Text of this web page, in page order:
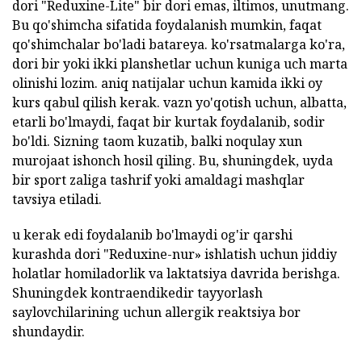
dori "Reduxine-Lite" bir dori emas, iltimos, unutmang.
Bu qo'shimcha sifatida foydalanish mumkin, faqat
qo'shimchalar bo'ladi batareya. ko'rsatmalarga ko'ra,
dori bir yoki ikki planshetlar uchun kuniga uch marta
olinishi lozim. aniq natijalar uchun kamida ikki oy
kurs qabul qilish kerak. vazn yo'qotish uchun, albatta,
etarli bo'lmaydi, faqat bir kurtak foydalanib, sodir
bo'ldi. Sizning taom kuzatib, balki noqulay xun
murojaat ishonch hosil qiling. Bu, shuningdek, uyda
bir sport zaliga tashrif yoki amaldagi mashqlar
tavsiya etiladi.
u kerak edi foydalanib bo'lmaydi og'ir qarshi
kurashda dori "Reduxine-nur» ishlatish uchun jiddiy
holatlar homiladorlik va laktatsiya davrida berishga.
Shuningdek kontraendikedir tayyorlash
saylovchilarining uchun allergik reaktsiya bor
shundaydir.